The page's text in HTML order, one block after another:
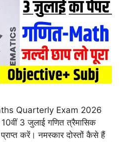
Quarterly Exam 2026
3 जुलाई गणित त्रैमासिक
करें। नमस्कार दोस्तों कैसे हैं